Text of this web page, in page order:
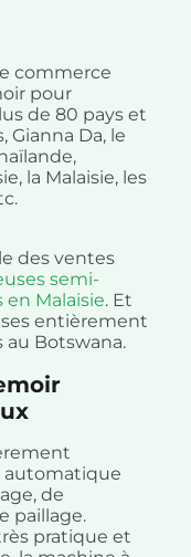
commerce
pour
de 80 pays et
Gianna Da, le
la Malaisie, les
des ventes
semi-
Malaisie. Et
entièrement
Botswana.
de
paillage.
pratique et